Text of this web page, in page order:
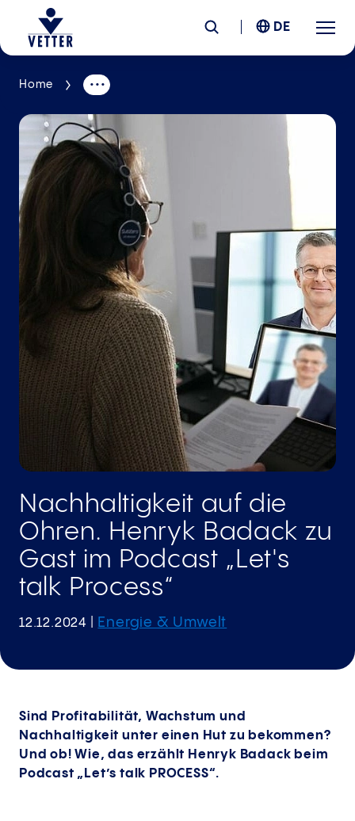
Unternehmen
Verantwortung
Services
Insights
Karriere
DE
Home
Nachhaltigkeit auf die
Ohren. Henryk Badack zu
Gast im Podcast „Let's
talk Process“
12.12.2024 Energie & Umwelt
Sind Profitabilität, Wachstum und
Nachhaltigkeit unter einen Hut zu bekommen?
Und ob! Wie, das erzählt Henryk Badack beim
Podcast „Let’s talk PROCESS“.